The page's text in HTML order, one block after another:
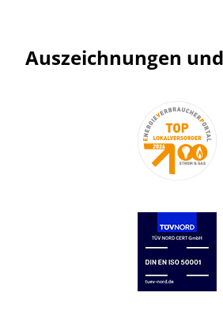
Auszeichnungen